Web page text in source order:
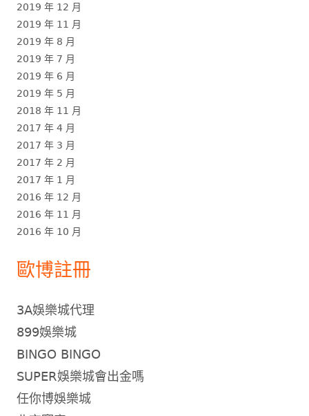
2019 年 12 月
2019 年 11 月
2019 年 8 月
2019 年 7 月
2019 年 6 月
2019 年 5 月
2018 年 11 月
2017 年 4 月
2017 年 3 月
2017 年 2 月
2017 年 1 月
2016 年 12 月
2016 年 11 月
2016 年 10 月
歐博註冊
3A娛樂城代理
899娛樂城
BINGO BINGO
SUPER娛樂城會出金嗎
任你博娛樂城